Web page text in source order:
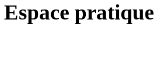
Espace pratique